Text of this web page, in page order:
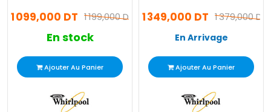
1 199,000 DT
1 099,000 DT
En stock
Ajouter Au Panier
1 379,000 DT
1 349,000 DT
En Arrivage
Ajouter Au Panier